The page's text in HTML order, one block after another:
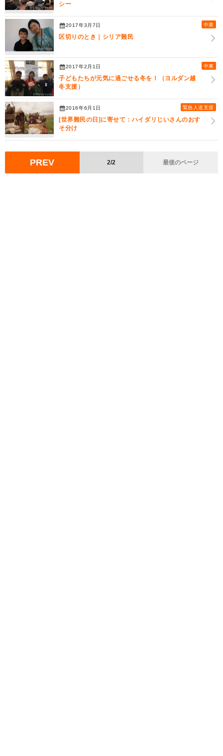
シー
2017年3月7日 中東
区切りのとき｜シリア難民
2017年2月1日 中東
子どもたちが元気に過ごせる冬を！（ヨルダン越
冬支援）
2016年6月1日 緊急人道支援
[世界難民の日]に寄せて：ハイダリじいさんのおす
そ分け
PREV 2/2 最後のページ